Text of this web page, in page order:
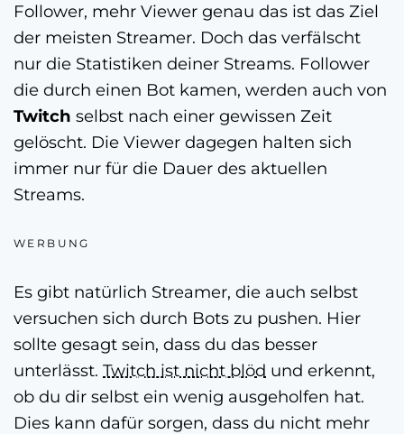
Follower, mehr Viewer genau das ist das Ziel
der meisten Streamer. Doch das verfälscht
nur die Statistiken deiner Streams. Follower
die durch einen Bot kamen, werden auch von
Twitch selbst nach einer gewissen Zeit
gelöscht. Die Viewer dagegen halten sich
immer nur für die Dauer des aktuellen
Streams.
WERBUNG
Es gibt natürlich Streamer, die auch selbst
versuchen sich durch Bots zu pushen. Hier
sollte gesagt sein, dass du das besser
unterlässt. Twitch ist nicht blöd und erkennt,
ob du dir selbst ein wenig ausgeholfen hat.
Dies kann dafür sorgen, dass du nicht mehr